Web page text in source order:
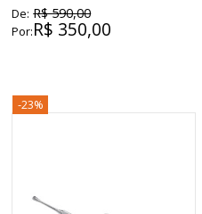
De: R$ 590,00
Por:R$ 350,00
-23%